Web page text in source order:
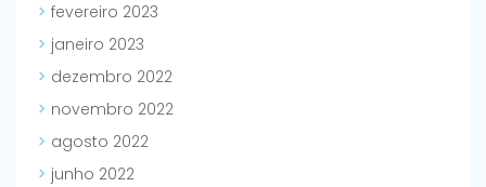
fevereiro 2023
janeiro 2023
dezembro 2022
novembro 2022
agosto 2022
junho 2022